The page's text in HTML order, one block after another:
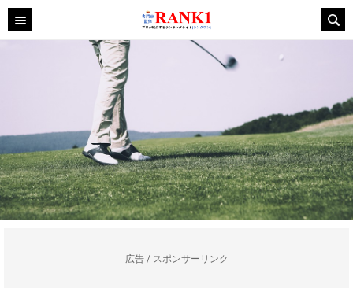
広告 / スポンサーリンク